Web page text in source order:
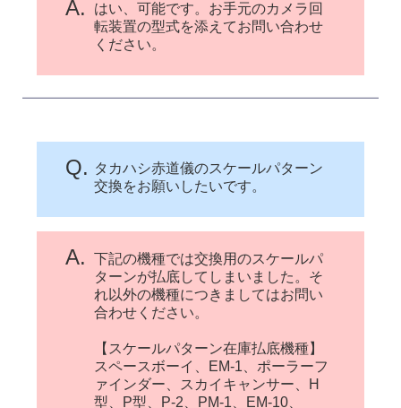
A.
はい、可能です。お手元のカメラ回
転装置の型式を添えてお問い合わせ
ください。
Q. タカハシ赤道儀のスケールパターン
交換をお願いしたいです。
A.
下記の機種では交換用のスケールパ
ターンが払底してしまいました。そ
れ以外の機種につきましてはお問い
合わせください。
【スケールパターン在庫払底機種】
スペースボーイ、EM-1、ポーラーフ
ァインダー、スカイキャンサー、H
型、P型、P-2、PM-1、EM-10、